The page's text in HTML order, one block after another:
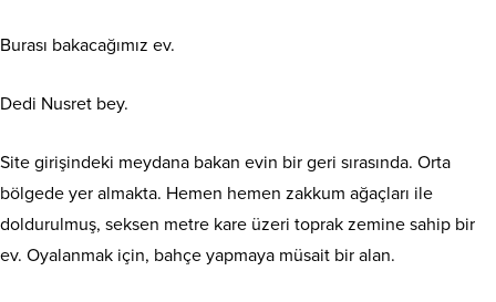
Burası bakacağımız ev.
Dedi Nusret bey.
Site girişindeki meydana bakan evin bir geri sırasında. Orta
bölgede yer almakta. Hemen hemen zakkum ağaçları ile
doldurulmuş, seksen metre kare üzeri toprak zemine sahip bir
ev. Oyalanmak için, bahçe yapmaya müsait bir alan.